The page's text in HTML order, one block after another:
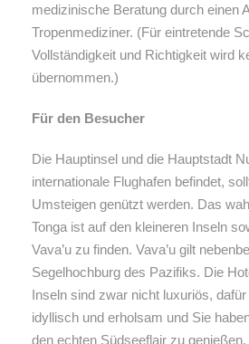
medizinische Beratung durch einen
Tropenmediziner. (Für eintretende
Vollständigkeit und Richtigkeit wird
übernommen.)
Für den Besucher
Die Hauptinsel und die Hauptstadt
internationale Flughafen befindet,
Umsteigen genützt werden. Das
Tonga ist auf den kleineren Inseln
Vava’u zu finden. Vava’u gilt
Segelhochburg des Pazifiks. Die
Inseln sind zwar nicht luxuriös,
idyllisch und erholsam und Sie
den echten Südseeflair zu